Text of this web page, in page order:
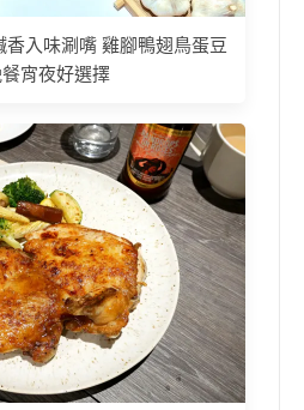
香入味涮嘴 雞腳鴨翅鳥蛋豆
宵夜好選擇